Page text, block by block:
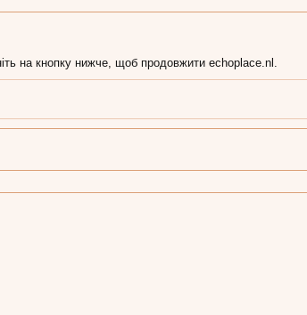
на кнопку нижче, щоб продовжити echoplace.nl.